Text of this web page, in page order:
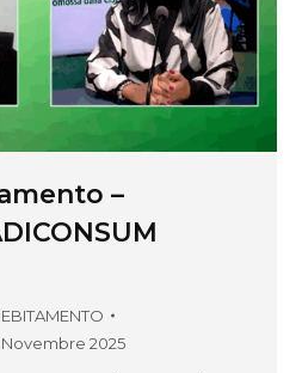
–
Novembre 2025